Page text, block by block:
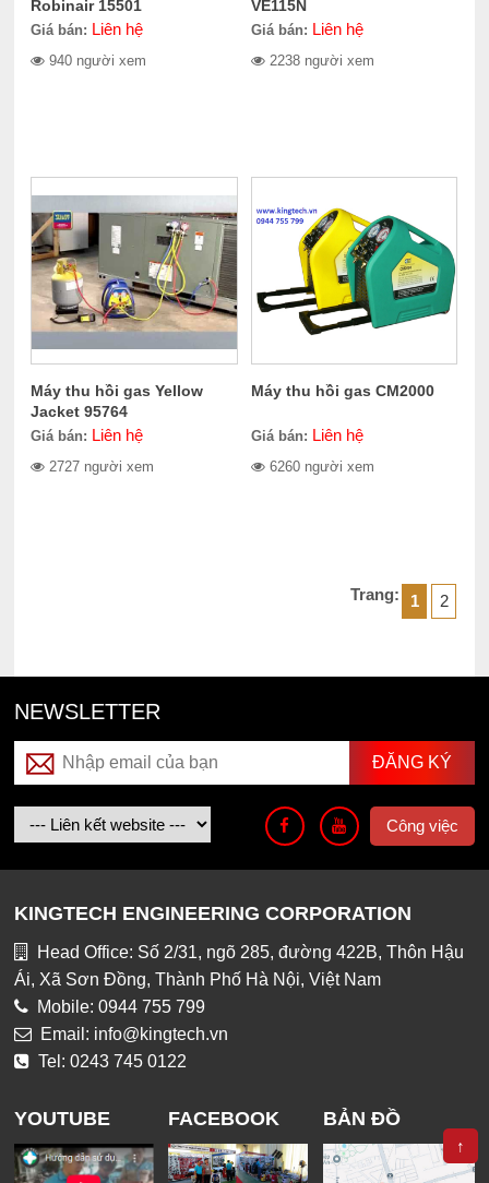
Robinair 15501
Giá bán: Liên hệ
940 người xem
VE115N
Giá bán: Liên hệ
2238 người xem
Máy thu hồi gas Yellow
Jacket 95764
Giá bán: Liên hệ
2727 người xem
Máy thu hồi gas CM2000
Giá bán: Liên hệ
6260 người xem
Trang: 1 2
NEWSLETTER
Công việc
KINGTECH ENGINEERING CORPORATION
Head Office: Số 2/31, ngõ 285, đường 422B, Thôn Hậu
Ái, Xã Sơn Đồng, Thành Phố Hà Nội, Việt Nam
Mobile: 0944 755 799
Email: info@kingtech.vn
Tel: 0243 745 0122
YOUTUBE FACEBOOK BẢN ĐỒ
↑